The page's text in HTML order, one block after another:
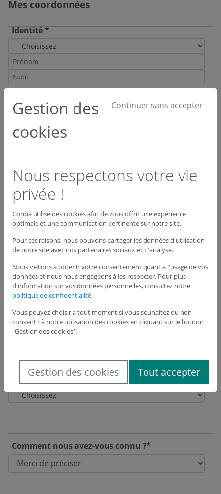
Mes coordonnées
Identité *
Email et téléphone *
Activité *
Adresse du siège de l'entreprise
Adresse *
Adresse suite
Comment nous avez-vous connu ?*
Gestion des
cookies
Continuer sans accepter
Nous respectons votre vie
privée !
Cordia utilise des cookies afin de vous offrir une expérience
optimale et une communication pertinente sur notre site.
Pour ces raisons, nous pouvons partager les données d'utilisation
de notre site avec nos partenaires sociaux et d'analyse.
Nous veillons à obtenir votre consentement quant à l'usage de vos
données et nous nous engageons à les respecter. Pour plus
d'information sur vos données personnelles, consultez notre
politique de confidentialité.
Vous pouvez choisir à tout moment si vous souhaitez ou non
consentir à notre utilisation des cookies en cliquant sur le bouton
"Gestion des cookies".
Gestion des cookies Tout accepter